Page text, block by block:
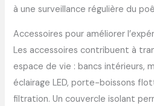
à une surveillance régulière du
Accessoires pour améliorer
Les accessoires contribuent à
espace de vie : bancs intérieurs,
éclairage LED, porte-boissons
filtration. Un couvercle isolant